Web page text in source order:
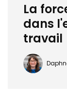
La
dans
travail